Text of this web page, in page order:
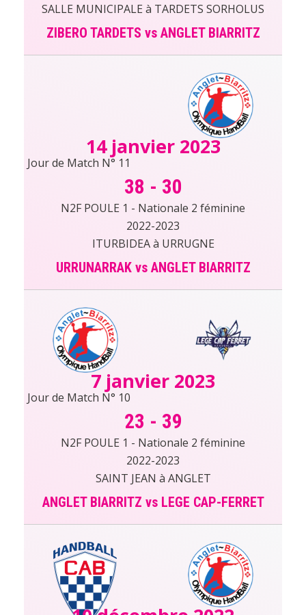
SALLE MUNICIPALE à TARDETS SORHOLUS
ZIBERO TARDETS vs ANGLET BIARRITZ
14 janvier 2023
Jour de Match N° 11
38 - 30
N2F POULE 1 - Nationale 2 féminine
2022-2023
ITURBIDEA à URRUGNE
URRUNARRAK vs ANGLET BIARRITZ
7 janvier 2023
Jour de Match N° 10
23 - 39
N2F POULE 1 - Nationale 2 féminine
2022-2023
SAINT JEAN à ANGLET
ANGLET BIARRITZ vs LEGE CAP-FERRET